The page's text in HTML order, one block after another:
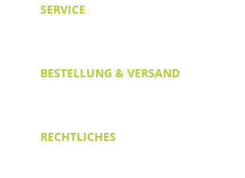
SERVICE
BESTELLUNG & VERSAND
RECHTLICHES